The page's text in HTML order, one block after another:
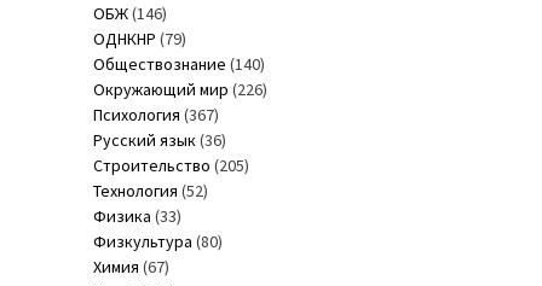
ОБЖ(146)
ОДНКНР (79)
Обществознание (140)
Окружающий мир (226)
Психология (367)
Русский язык(36)
Строительство (205)
Технология (52)
Физика (33)
Физкультура (80)
Химия (67)